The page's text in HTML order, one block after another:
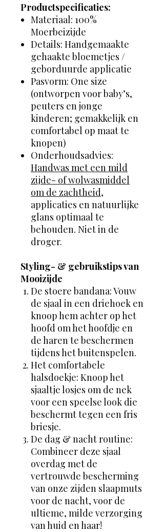
Productspecificaties:
Materiaal: 100%
Moerbeizijde
Details: Handgemaakte
gehaakte bloemetjes /
geborduurde applicatie
Pasvorm: One size
(ontworpen voor baby’s,
peuters en jonge
kinderen; gemakkelijk en
comfortabel op maat te
knopen)
Onderhoudsadvies:
Handwas met een mild
zijde- of wolwasmiddel
om de zachtheid,
applicaties en natuurlijke
glans optimaal te
behouden. Niet in de
droger.
Styling- & gebruikstips van
Mooizijde
De stoere bandana: Vouw
de sjaal in een driehoek en
knoop hem achter op het
hoofd om het hoofdje en
de haren te beschermen
tijdens het buitenspelen.
Het comfortabele
halsdoekje: Knoop het
sjaaltje losjes om de nek
voor een speelse look die
beschermt tegen een fris
briesje.
De dag & nacht routine:
Combineer deze sjaal
overdag met de
vertrouwde bescherming
van onze zijden slaapmuts
voor de nacht, voor de
ultieme, milde verzorging
van huid en haar!